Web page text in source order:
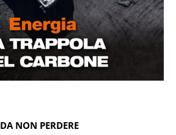
DA NON PERDERE